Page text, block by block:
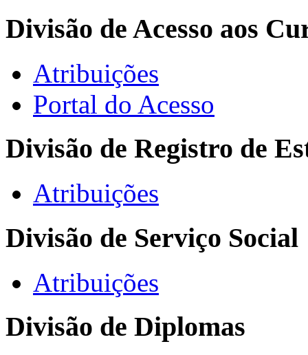
Divisão de Acesso aos
Atribuições
Portal do Acesso
Divisão de Registro de
Atribuições
Divisão de Serviço Social
Atribuições
Divisão de Diplomas